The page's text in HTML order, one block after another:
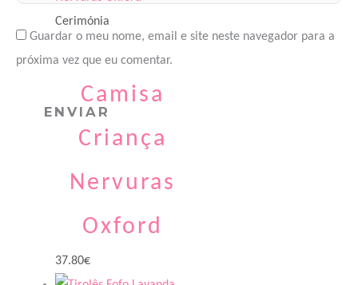
Guardar o meu nome, email e site neste navegador para a
próxima vez que eu comentar.
Cerimónia
Camisa
Criança
Nervuras
Oxford
37.80€